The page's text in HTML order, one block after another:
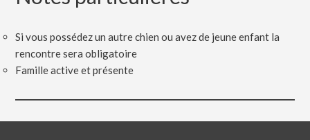
Si vous possédez un autre chien ou avez de jeune enfant la
rencontre sera obligatoire
Famille active et présente